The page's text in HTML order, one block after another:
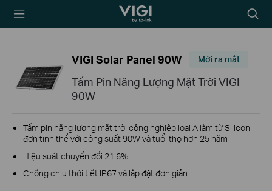
TP-Link, Reliably
Biểu
tượng
VIGI Solar Panel 90W Mới ra mắt
Tấm Pin Năng Lượng Mặt Trời VIGI
90W
Tấm pin năng lượng mặt trời công nghiệp loại A làm từ Silicon
đơn tinh thể với công suất 90W và tuổi thọ hơn 25 năm
Hiệu suất chuyển đổi 21.6%
Chống chịu thời tiết IP67 và lắp đặt đơn giản